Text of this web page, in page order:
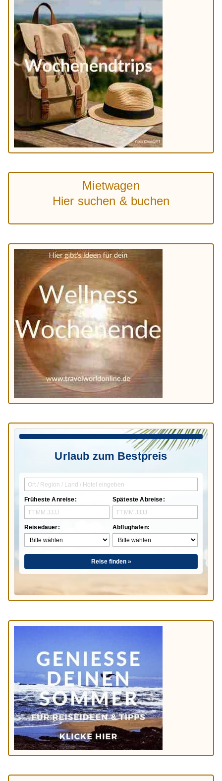
Mietwagen
Hier suchen & buchen
Urlaub zum Bestpreis
Früheste Anreise:
Reisedauer:
Späteste Abreise:
Abflughafen:
Reise finden »